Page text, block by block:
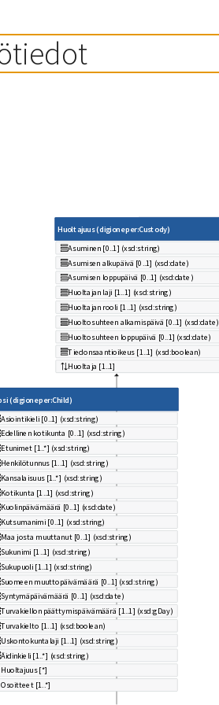
Huoltajuus (digioneper:Custody)
Asuminen [0..1] (xsd:string)
Asumisen alkupäivä [0..1] (xsd:date)
Asumisen loppupäivä [0..1] (xsd:date)
Huoltajan laji [1..1] (xsd:string)
Huoltajan rooli [1..1] (xsd:string)
Huoltosuhteen alkamispäivä [0..1] (xsd:date)
Huoltosuhteen loppupäivä [0..1] (xsd:date)
Tiedonsaantioikeus [1..1] (xsd:boolean)
Huoltaja [1..1]
(digioneper:Child)
Asiointikieli [0..1] (xsd:string)
Edellinen kotikunta [0..1] (xsd:string)
Etunimet [1..*] (xsd:string)
Henkilötunnus [1..1] (xsd:string)
Kansalaisuus [1..*] (xsd:string)
Kotikunta [1..1] (xsd:string)
Kuolinpäivämäärä [0..1] (xsd:date)
Kutsumanimi [0..1] (xsd:string)
Maa josta muuttanut [0..1] (xsd:string)
Sukunimi [1..1] (xsd:string)
Sukupuoli [1..1] (xsd:string)
Suomeen muuttopäivämäärä [0..1] (xsd:string)
Syntymäpäivämäärä [0..1] (xsd:date)
Turvakiellon päättymispäivämäärä [1..1] (xsd:gDay)
Turvakielto [1..1] (xsd:boolean)
Uskontokuntalaji [1..1] (xsd:string)
Äidinkieli [1..*] (xsd:string)
Huoltajuus [*]
Osoitteet [1..*]